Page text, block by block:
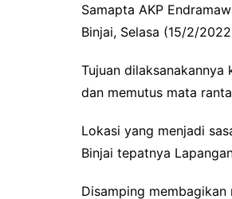
Samapta AKP
Binjai, Selasa (15/2/
Tujuan
dan memutus mata
Lokasi yang menjadi
Binjai tepatnya
Disamping